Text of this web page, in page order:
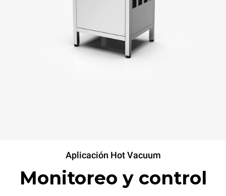
Aplicación Hot Vacuum
Monitoreo y control